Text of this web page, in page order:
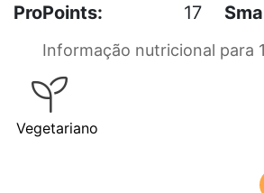
ProPoints:
17
Informação nutricional para
Vegetariano